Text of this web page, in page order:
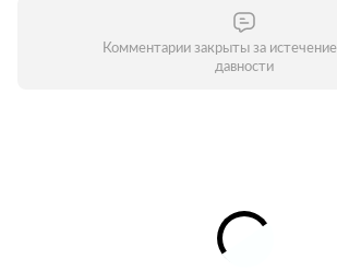
Комментарии закрыты за
давности